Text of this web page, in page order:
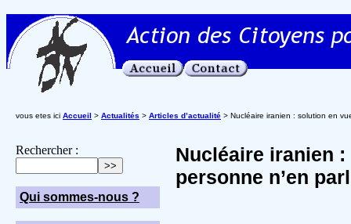
vous etes ici Accueil > Actualités > Articles d’actualité > Nucléaire iranien : solution en
Rechercher :
Qui sommes-nous ?
Nucléaire iranien
personne n’en